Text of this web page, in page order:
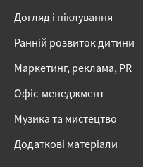
Догляд і піклування
Ранній розвиток дитини
Маркетинг, реклама, PR
Офіс-менеджмент
Музика та мистецтво
Додаткові матеріали